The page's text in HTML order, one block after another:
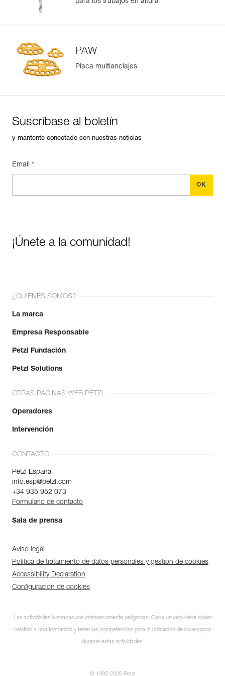
Más información
PAW
Placa multianclajes
Suscríbase al boletín
y mantente conectado con nuestras noticias
Email *
¡Únete a la comunidad!
¿QUIÉNES SOMOS?
La marca
Empresa Responsable
Petzl Fundación
Petzl Solutions
OTRAS PÁGINAS WEB PETZL
Operadores
Intervención
CONTACTO
Petzl Espana
info.esp@petzl.com
+34 935 952 073
Formulario de contacto
Sala de prensa
Aviso legal
Política de tratamiento de datos personales y gestión de cookies
Accessibility Declaration
Configuración de cookies
Las actividades ilustradas son intrínsecamente peligrosas. Cada usuario debe haber
asistido a una formación y tener las competencias para la utilización de los equipos
durante estas actividades.
© 1995-2026 Petzl